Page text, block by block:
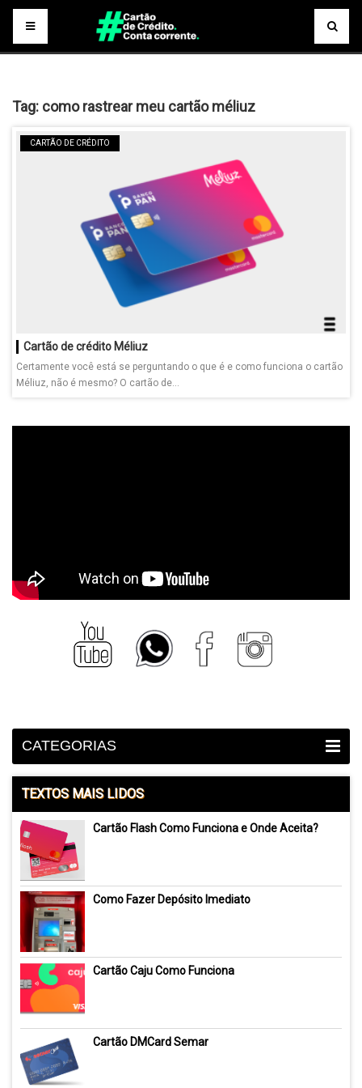
Tag: como rastrear meu cartão méliuz
CARTÃO DE CRÉDITO
Cartão de crédito Méliuz
Certamente você está se perguntando o que é e como funciona o cartão
Méliuz, não é mesmo? O cartão de...
CATEGORIAS
TEXTOS MAIS LIDOS
Cartão Flash Como Funciona e Onde Aceita?
Como Fazer Depósito Imediato
Cartão Caju Como Funciona
Cartão DMCard Semar